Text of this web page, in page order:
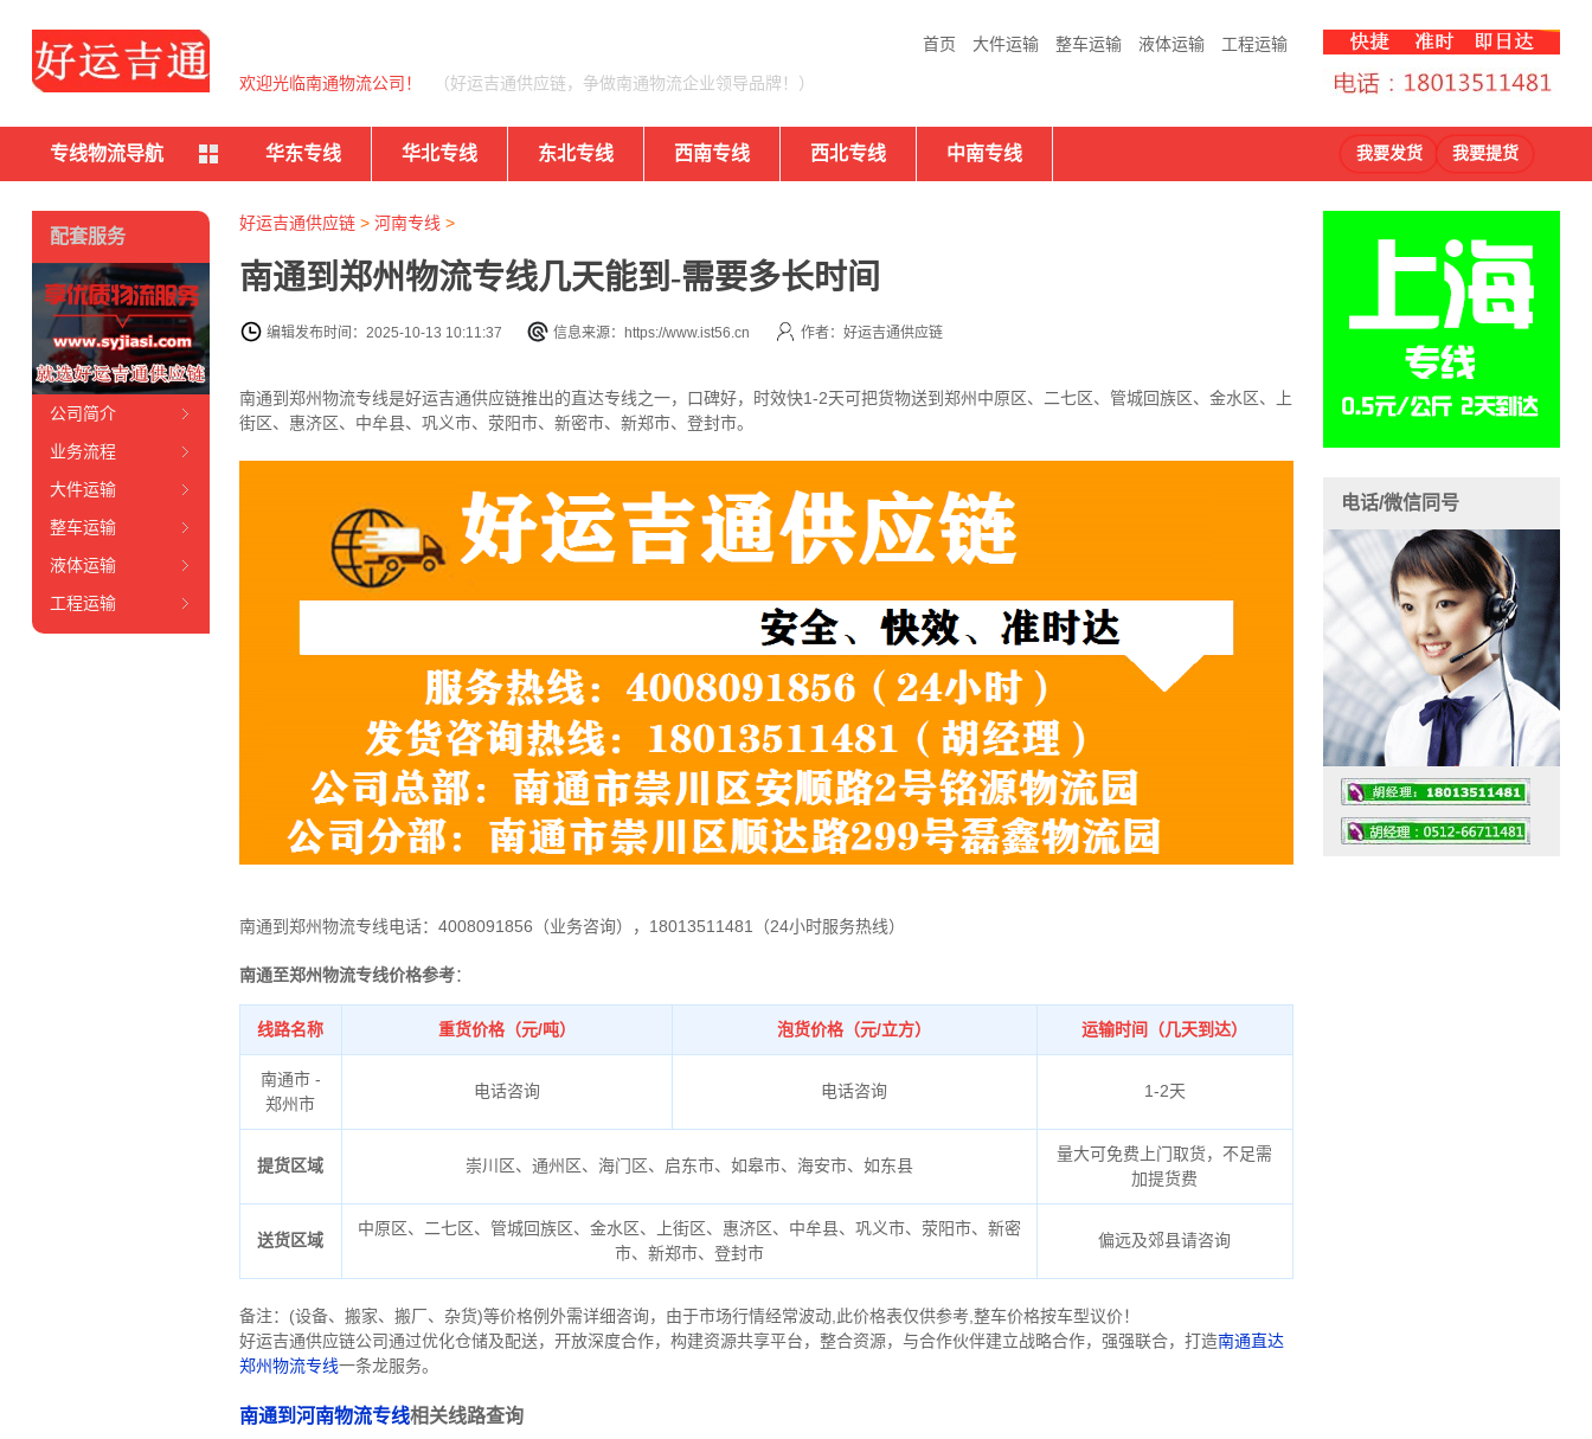
首页 大件运输 整车运输 液体运输 工程运输
欢迎光临南通物流公司！ （好运吉通供应链，争做南通物流企业领导品牌！）
专线物流导航 华东专线 华北专线 东北专线 西南专线 西北专线 中南专线 我要发货 我要提货
好运吉通供应链> 河南专线 >
南通到郑州物流专线几天能到-需要多长时间
编辑发布时间：2025-10-13 10:11:37 信息来源：https://www.ist56.cn 作者：好运吉通供应链
南通到郑州物流专线是好运吉通供应链推出的直达专线之一，口碑好，时效快1-2天可把货物送到郑州 中原区、二七区、管城回族区、金水区、上
街区、惠济区、中牟县、巩义市、荥阳市、新密市、新郑市、登封市。
南通到郑州物流专线电话：4008091856（业务咨询），18013511481（24小时服务热线）
南通至郑州物流专线价格参考：
线路名称 重货价格（元/吨） 泡货价格（元/立方） 运输时间（几天到达）
南通市 -
郑州市
电话咨询 电话咨询 1-2天
提货区域 崇川区、通州区、海门区、启东市、如皋市、海安市、如东县
量大可免费上门取货，不足需
加提货费
送货区域
中原区、二七区、管城回族区、金水区、上街区、惠济区、中牟县、巩义市、荥阳市、新密
市、新郑市、登封市
偏远及郊县请咨询
备注： (设备、搬家、搬厂、杂货)等价格例外需详细咨询，由于市场行情经常波动,此价格表仅供参考,整车价格按车型议价！
好运吉通供应链公司通过优化仓储及配送，开放深度合作，构建资源共享平台，整合资源，与合作伙伴建立战略合作，强强联合，打造南通直达
郑州物流专线一条龙服务。
南通到河南物流专线相关线路查询
配套服务
公司简介
业务流程
大件运输
整车运输
液体运输
工程运输
电话/微信同号